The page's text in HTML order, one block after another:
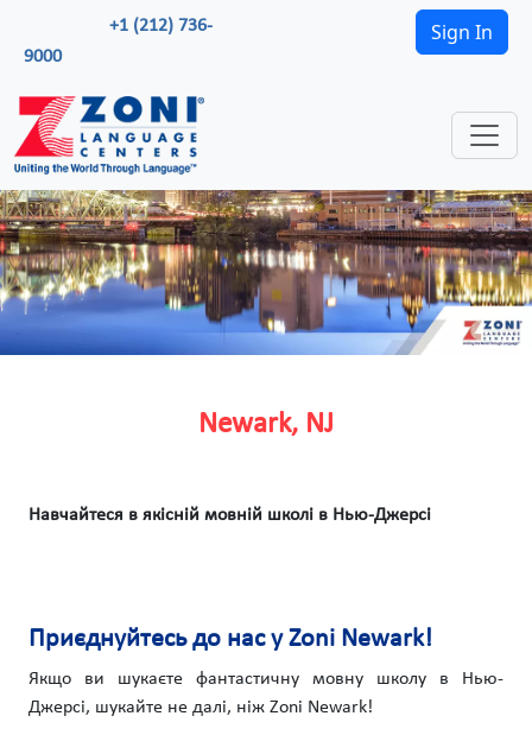
+1 (212) 736-
9000
Sign In
Newark, NJ
Навчайтеся в якісній мовній школі в Нью-Джерсі
Приєднуйтесь до нас у Zoni Newark!
Якщо ви шукаєте фантастичну мовну школу в Нью-
Джерсі, шукайте не далі, ніж Zoni Newark!